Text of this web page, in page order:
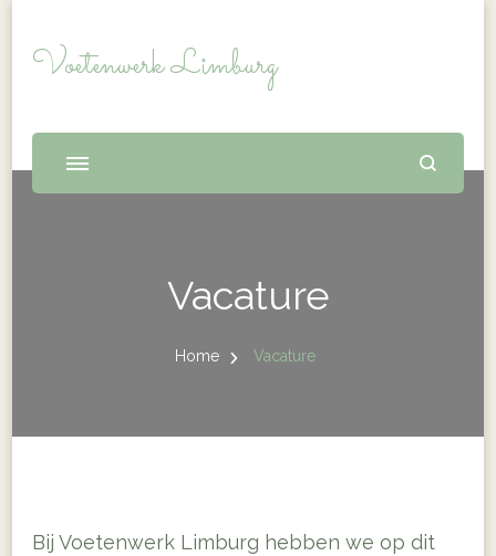
Voetenwerk Limburg
Vacature
Home Vacature
Bij Voetenwerk Limburg hebben we op dit